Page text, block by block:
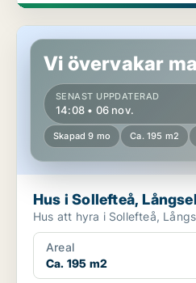
Hus i Sollefteå, Långsele
Vi övervakar
SENAST UPPDATERAD
14:08 • 06 nov.
Skapad 9 mo Ca. 195 m2
Hus i Sollefteå,
Areal
Ca. 195 m2